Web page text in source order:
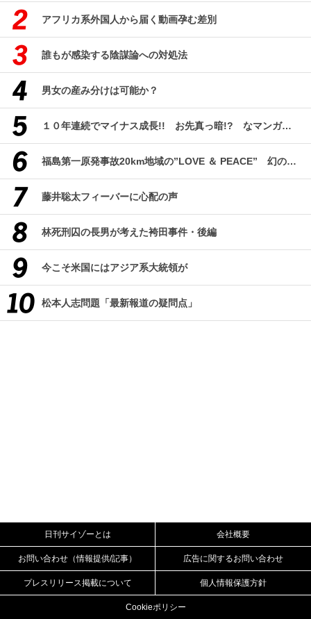
アフリカ系外国人から届く動画孕む差別
誰もが感染する陰謀論への対処法
男女の産み分けは可能か？
１０年連続でマイナス成長!! お先真っ暗!? なマンガ産業研究
福島第一原発事故20km地域の”LOVE ＆ PEACE” 幻のコミューン「獏原人村」の現在
藤井聡太フィーバーに心配の声
林死刑囚の長男が考えた袴田事件・後編
今こそ米国にはアジア系大統領が
松本人志問題「最新報道の疑問点」
日刊サイゾーとは 会社概要
お問い合わせ（情報提供/記事） 広告に関するお問い合わせ
プレスリリース掲載について 個人情報保護方針
Cookieポリシー